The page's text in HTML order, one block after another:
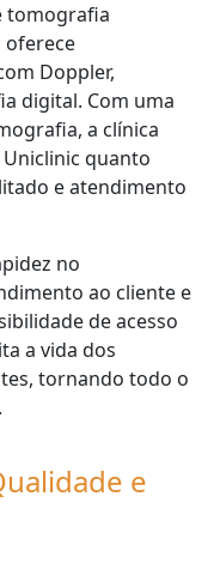
tomografia
oferece
Doppler,
digital. Com uma
a clínica
quanto
e atendimento
no
ao cliente e
de acesso
a vida dos
tornando todo o
e